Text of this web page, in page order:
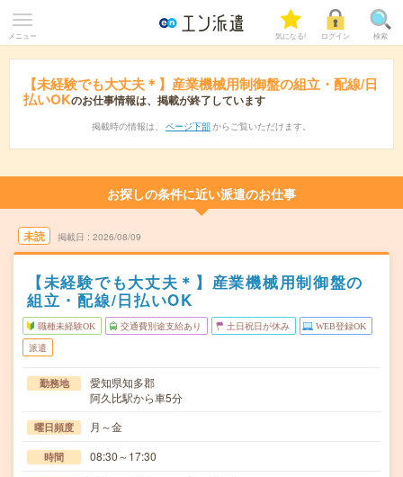
メニュー 気になる! ログイン 検索
【未経験でも大丈夫＊】産業機械用制御盤の組立・配線/日
払いOKのお仕事情報は、掲載が終了しています
掲載時の情報は、 ページ下部 からご覧いただけます。
お探しの条件に近い派遣のお仕事
未読 掲載日 2026/08/09
【未経験でも大丈夫＊】産業機械用制御盤の
組立・配線/日払いOK
職種未経験OK 交通費別途支給あり 土日祝日が休み WEB登録OK
派遣
勤務地
愛知県知多郡
阿久比駅から車5分
曜日頻度 月～金
時間 08:30～17:30